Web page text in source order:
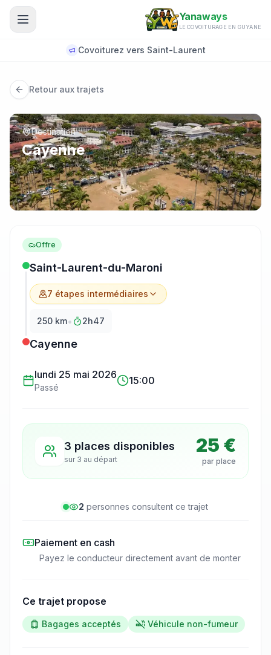
Aller au contenu principal
Yanaways
LE COVOITURAGE EN GUYANE
Covoiturez vers Saint-Laurent
Retour aux trajets
Destination
Cayenne
Offre
Saint-Laurent-du-Maroni
7 étapes intermédiaires
250 km• 2h47
Cayenne
lundi 25 mai 2026
Passé
15:00
3 places disponibles
sur 3 au départ
25 €
par place
2 personnes consultent ce trajet
Paiement en cash
Payez le conducteur directement avant de monter
Ce trajet propose
Bagages acceptés Véhicule non-fumeur